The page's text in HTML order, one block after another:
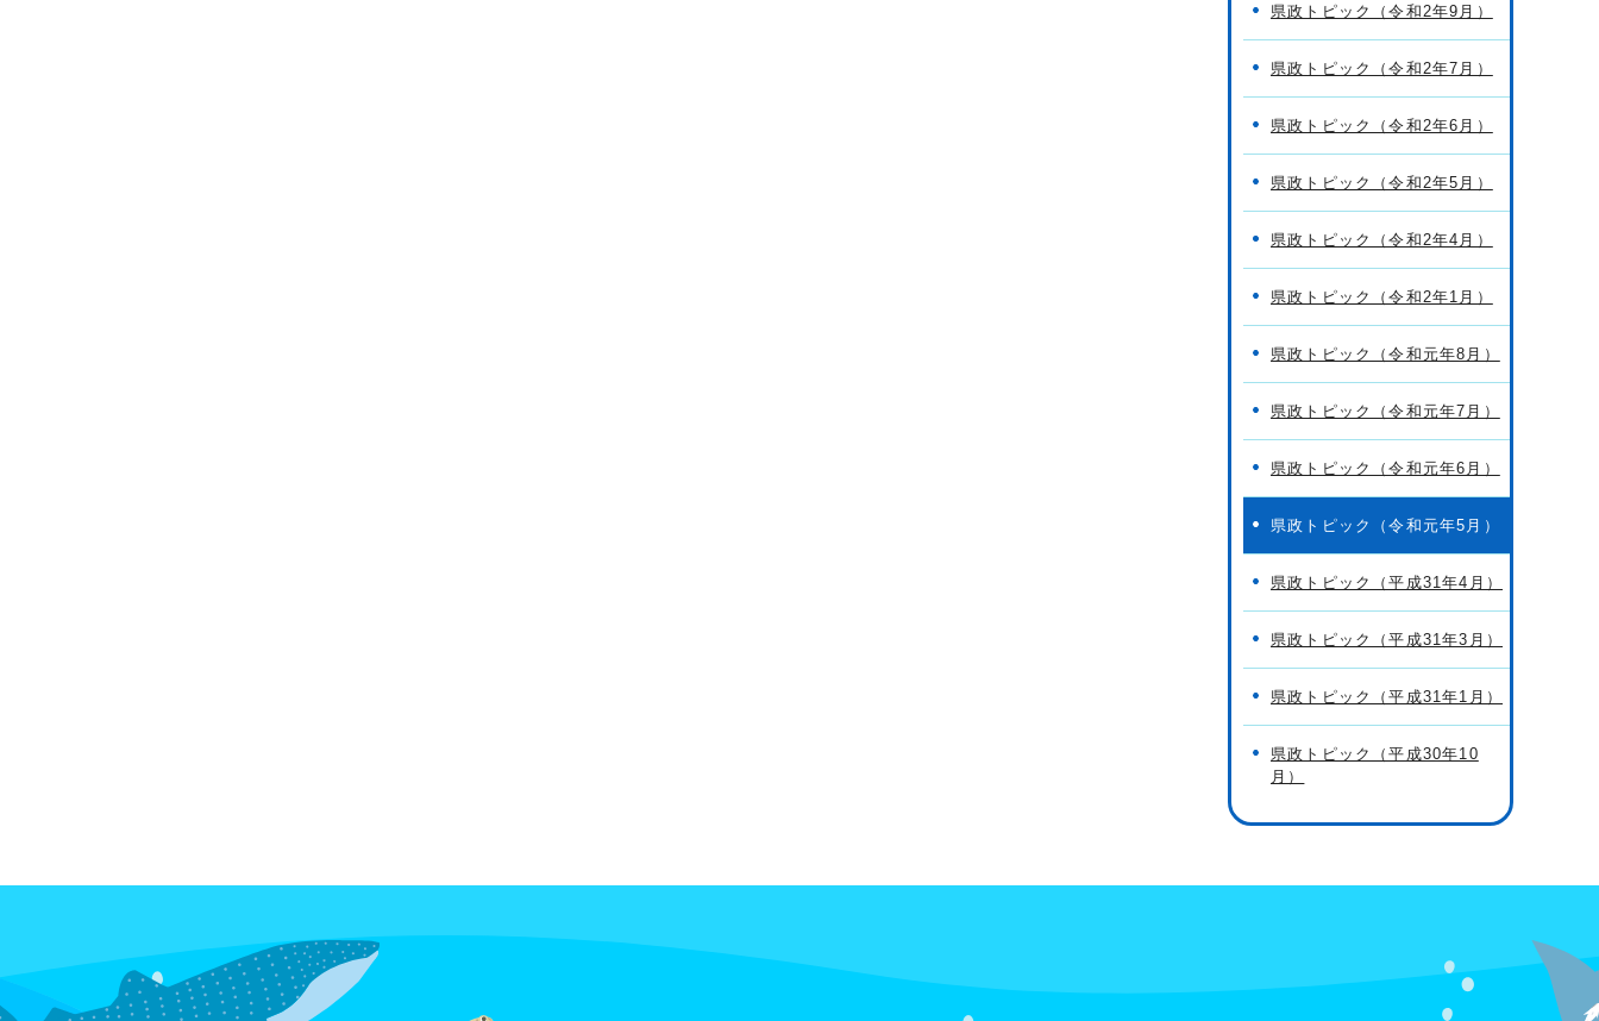
県政トピック（令和2年9月）
県政トピック（令和2年7月）
県政トピック（令和2年6月）
県政トピック（令和2年5月）
県政トピック（令和2年4月）
県政トピック（令和2年1月）
県政トピック（令和元年8月）
県政トピック（令和元年7月）
県政トピック（令和元年6月）
県政トピック（令和元年5月）
県政トピック（平成31年4月）
県政トピック（平成31年3月）
県政トピック（平成31年1月）
県政トピック（平成30年10
月）